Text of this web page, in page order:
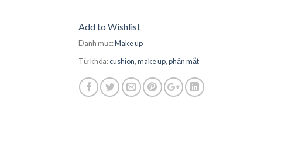
Add to Wishlist
Danh mục:Make up
Từ khóa:cushion,make up,phấn mắt